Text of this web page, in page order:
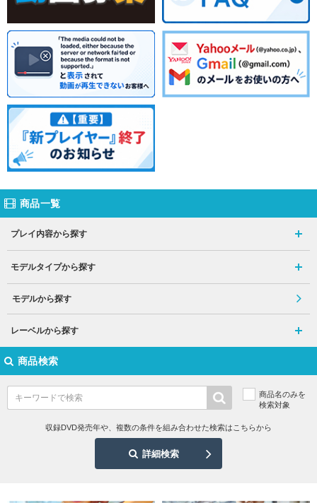
商品一覧
プレイ内容から探す
モデルタイプから探す
モデルから探す
レーベルから探す
商品検索
商品名のみを
検索対象
収録DVD発売年や、複数の条件を組み合わせた検索はこちらから
詳細検索